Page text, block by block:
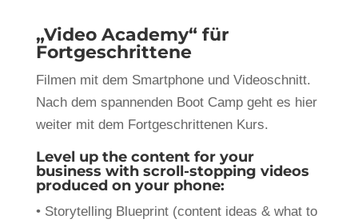
„Video Academy“ für
Fortgeschrittene
Filmen mit dem Smartphone und Videoschnitt.
Nach dem spannenden Boot Camp geht es hier
weiter mit dem Fortgeschrittenen Kurs.
Level up the content for your
business with scroll-stopping videos
produced on your phone:
• Storytelling Blueprint (content ideas & what to